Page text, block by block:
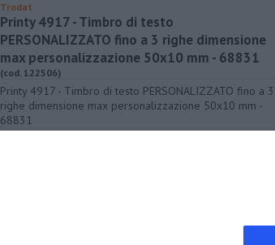
Trodat
Printy 4917 - Timbro di testo
PERSONALIZZATO fino a 3 righe dimensione
max personalizzazione 50x10 mm - 68831
(cod. 122506)
Printy 4917 - Timbro di testo PERSONALIZZATO fino a 3
righe dimensione max personalizzazione 50x10 mm -
68831